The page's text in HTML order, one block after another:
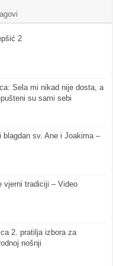
2
Sela mi nikad nije dosta, a
su sami sebi
blagdan sv. Ane i Joakima –
vjerni tradiciji – Video
2. pratilja izbora za
nošnji